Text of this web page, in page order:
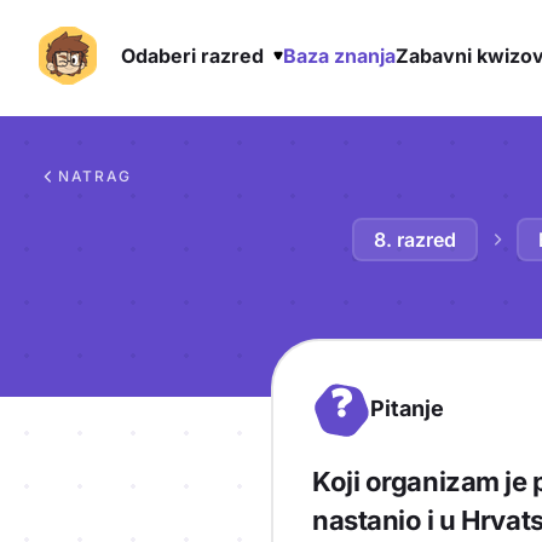
Odaberi razred Baza znanjaZabavni
NATRAG
8. razred
? Pitanje
Koji organizam je
nastanio i u